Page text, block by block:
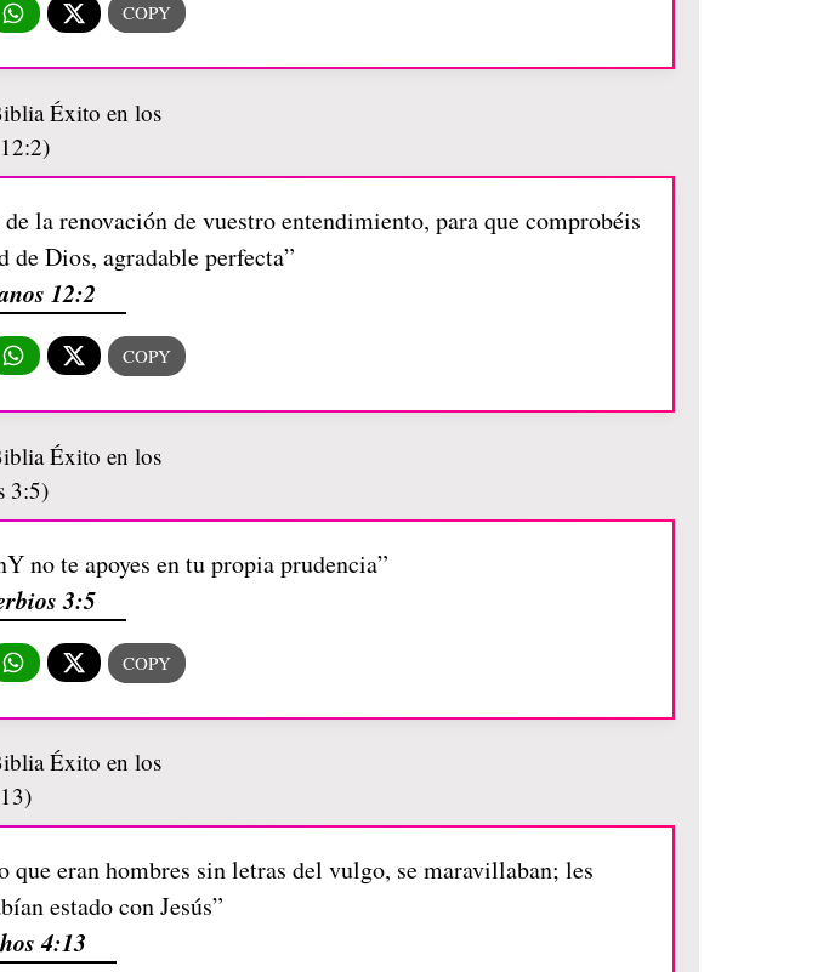
la renovación de vuestro entendimiento, para que comprobéis
de Dios, agradable perfecta”
12:2
no te apoyes en tu propia prudencia”
3:5
que eran hombres sin letras del vulgo, se maravillaban; les
estado con Jesús”
4:13